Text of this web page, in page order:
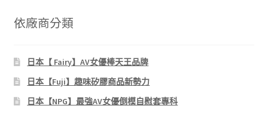
依廠商分類
日本【 Fairy】AV女優棒天王品牌
日本【Fuji】趣味矽膠商品新勢力
日本【NPG】最強AV女優倒模自慰套專科